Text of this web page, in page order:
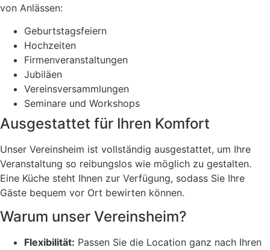
von Anlässen:
Geburtstagsfeiern
Hochzeiten
Firmenveranstaltungen
Jubiläen
Vereinsversammlungen
Seminare und Workshops
Ausgestattet für Ihren Komfort
Unser Vereinsheim ist vollständig ausgestattet, um Ihre
Veranstaltung so reibungslos wie möglich zu gestalten.
Eine Küche steht Ihnen zur Verfügung, sodass Sie Ihre
Gäste bequem vor Ort bewirten können.
Warum unser Vereinsheim?
Flexibilität: Passen Sie die Location ganz nach Ihren